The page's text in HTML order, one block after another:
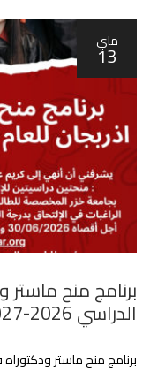
ماي
13
برنامج منح ماستر
الدراسي 2026-2027
برنامج منح ماستر ودكتوراه في